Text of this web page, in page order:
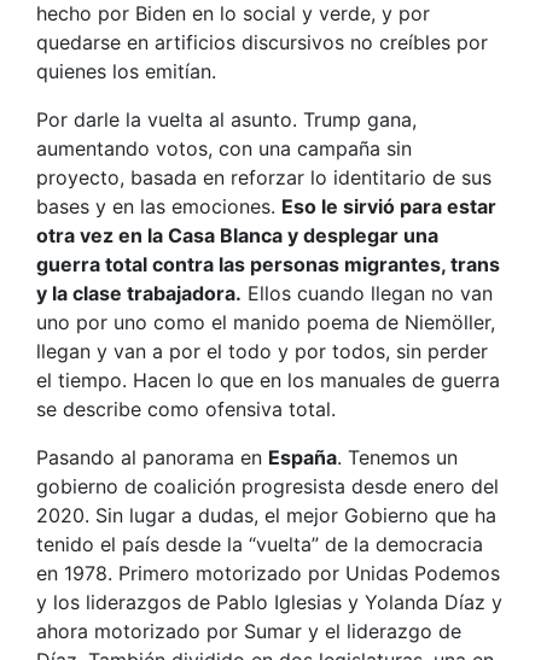
hecho por Biden en lo social y verde, y por
quedarse en artificios discursivos no creíbles por
quienes los emitían.
Por darle la vuelta al asunto. Trump gana,
aumentando votos, con una campaña sin
proyecto, basada en reforzar lo identitario de sus
bases y en las emociones. Eso le sirvió para estar
otra vez en la Casa Blanca y desplegar una
guerra total contra las personas migrantes, trans
y la clase trabajadora. Ellos cuando llegan no van
uno por uno como el manido poema de Niemöller,
llegan y van a por el todo y por todos, sin perder
el tiempo. Hacen lo que en los manuales de guerra
se describe como ofensiva total.
Pasando al panorama en España. Tenemos un
gobierno de coalición progresista desde enero del
2020. Sin lugar a dudas, el mejor Gobierno que ha
tenido el país desde la “vuelta” de la democracia
en 1978. Primero motorizado por Unidas Podemos
y los liderazgos de Pablo Iglesias y Yolanda Díaz y
ahora motorizado por Sumar y el liderazgo de